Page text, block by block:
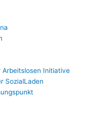
Arbeitslosen Initiative
SozialLaden